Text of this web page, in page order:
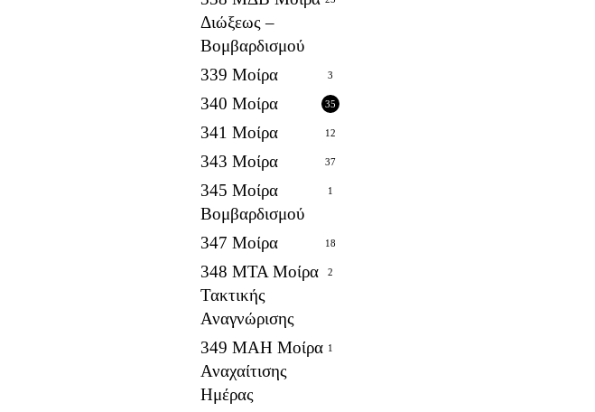
Διώξεως –
Βομβαρδισμού
339 Μοίρα 3
340 Μοίρα 35
341 Μοίρα 12
343 Μοίρα 37
345 Μοίρα
Βομβαρδισμού
1
347 Μοίρα 18
348 ΜΤΑ Μοίρα
Τακτικής
Αναγνώρισης
2
349 ΜΑΗ Μοίρα
Αναχαίτισης
Ημέρας
1